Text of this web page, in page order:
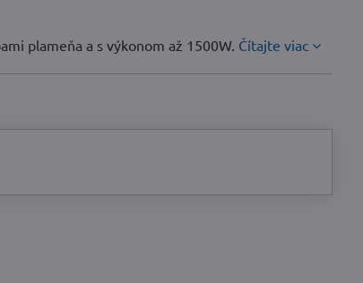
plameňa a s výkonom až 1500W. Čítajte viac